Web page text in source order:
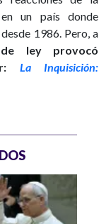
un país donde
1986. Pero, a
ley provocó
La Inquisición: